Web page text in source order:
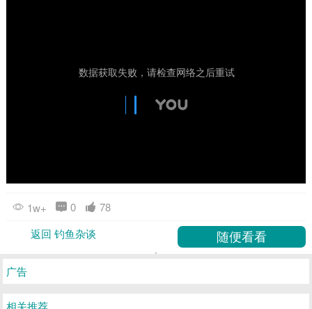
1w+ 0
78
返回 钓鱼杂谈
广告
相关推荐